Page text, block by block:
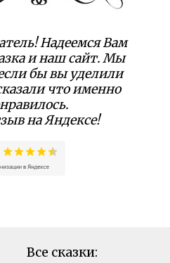
Надеемся Вам
и наш сайт. Мы
бы вы уделили
что именно
на Яндексе!
Все сказки: